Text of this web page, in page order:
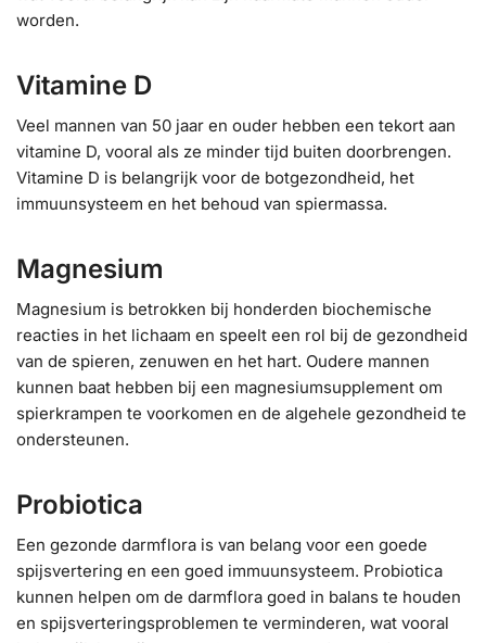
worden.
Vitamine D
Veel mannen van 50 jaar en ouder hebben een tekort aan
vitamine D, vooral als ze minder tijd buiten doorbrengen.
Vitamine D is belangrijk voor de botgezondheid, het
immuunsysteem en het behoud van spiermassa.
Magnesium
Magnesium is betrokken bij honderden biochemische
reacties in het lichaam en speelt een rol bij de gezondheid
van de spieren, zenuwen en het hart. Oudere mannen
kunnen baat hebben bij een magnesiumsupplement om
spierkrampen te voorkomen en de algehele gezondheid te
ondersteunen.
Probiotica
Een gezonde darmflora is van belang voor een goede
spijsvertering en een goed immuunsysteem. Probiotica
kunnen helpen om de darmflora goed in balans te houden
en spijsverteringsproblemen te verminderen, wat vooral